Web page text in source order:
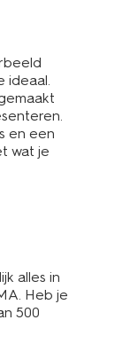
ideaal.
en een
wat je
alles in
Heb je
500